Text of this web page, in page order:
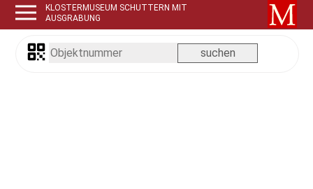
KLOSTERMUSEUM SCHUTTERN MIT
AUSGRABUNG